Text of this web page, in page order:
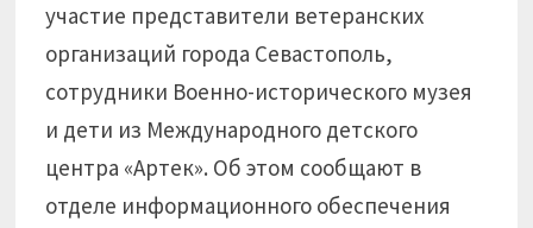
участие представители ветеранских
организаций города Севастополь,
сотрудники Военно-исторического музея
и дети из Международного детского
центра «Артек». Об этом сообщают в
отделе информационного обеспечения